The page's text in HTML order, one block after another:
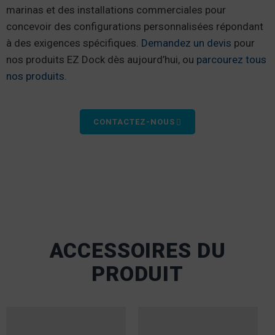
marinas et des installations commerciales pour
concevoir des configurations personnalisées répondant
à des exigences spécifiques. Demandez un devis pour
nos produits EZ Dock dès aujourd’hui, ou parcourez tous
nos produits.
CONTACTEZ-NOUS
ACCESSOIRES DU
PRODUIT